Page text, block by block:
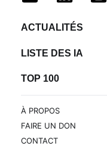
ACTUALITÉS
LISTE DES IA
TOP 100
À PROPOS
FAIRE UN DON
CONTACT